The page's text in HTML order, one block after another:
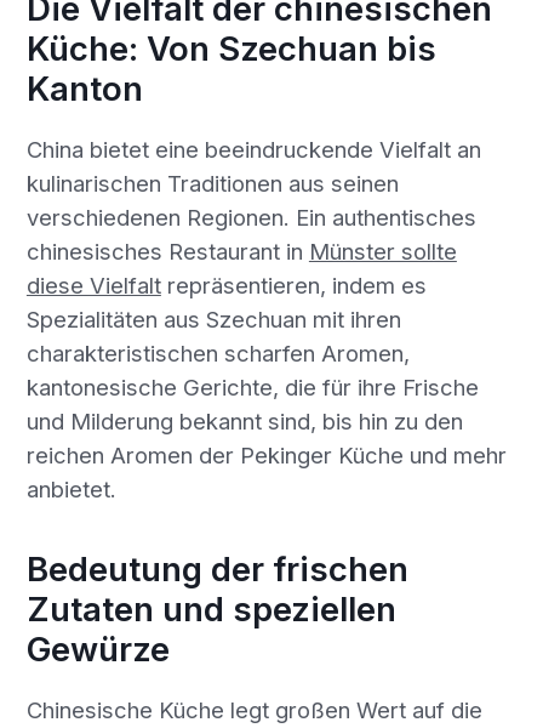
Die Vielfalt der chinesischen
Küche: Von Szechuan bis
Kanton
China bietet eine beeindruckende Vielfalt an
kulinarischen Traditionen aus seinen
verschiedenen Regionen. Ein authentisches
chinesisches Restaurant in Münster sollte
diese Vielfaltrepräsentieren, indem es
Spezialitäten aus Szechuan mit ihren
charakteristischen scharfen Aromen,
kantonesische Gerichte, die für ihre Frische
und Milderung bekannt sind, bis hin zu den
reichen Aromen der Pekinger Küche und mehr
anbietet.
Bedeutung der frischen
Zutaten und speziellen
Gewürze
Chinesische Küche legt großen Wert auf die